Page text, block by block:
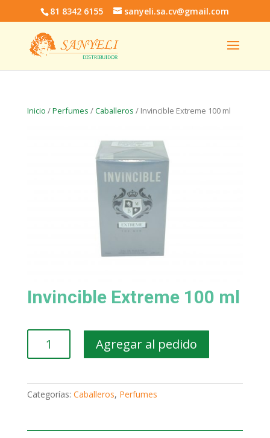
81 8342 6155 sanyeli.sa.cv@gmail.com
Inicio /Perfumes /Caballeros / Invincible Extreme 100 ml
Invincible Extreme 100 ml
Extreme
cantidad
Agregar al pedido
Categorías: Caballeros, Perfumes